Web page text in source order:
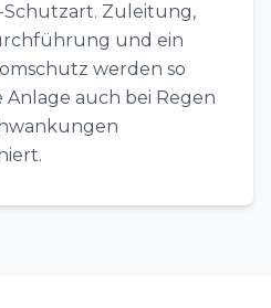
Zuleitung,
und ein
werden so
Anlage auch bei Regen